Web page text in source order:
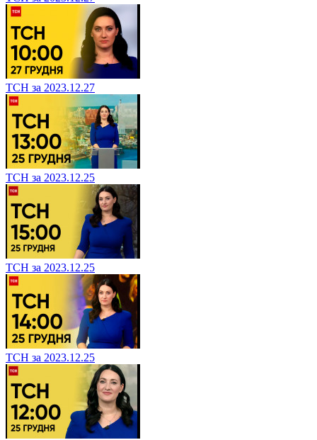
ТСН за 2023.12.27
ТСН за 2023.12.25
ТСН за 2023.12.25
ТСН за 2023.12.25